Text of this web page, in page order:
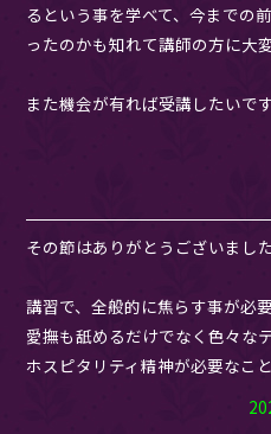
るという事を学べて、今までの
ったのかも知れて講師の方に大
また機会が有れば受講したいです
その節はありがとうございました
講習で、全般的に焦らす事が必
愛撫も舐めるだけでなく色々な
ホスピタリティ精神が必要なこ